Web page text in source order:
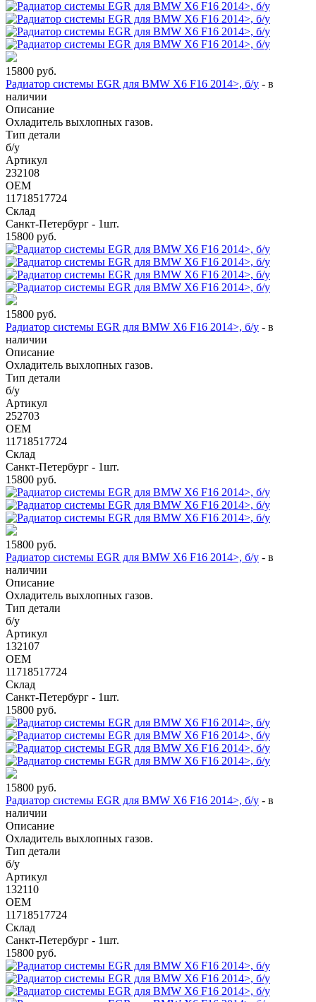
15800 руб.
Радиатор системы EGR для BMW X6 F16 2014>, б/у - в
наличии
Описание
Охладитель выхлопных газов.
Тип детали
б/у
Артикул
232108
OEM
11718517724
Склад
Санкт-Петербург - 1шт.
15800 руб.
15800 руб.
Радиатор системы EGR для BMW X6 F16 2014>, б/у - в
наличии
Описание
Охладитель выхлопных газов.
Тип детали
б/у
Артикул
252703
OEM
11718517724
Склад
Санкт-Петербург - 1шт.
15800 руб.
15800 руб.
Радиатор системы EGR для BMW X6 F16 2014>, б/у - в
наличии
Описание
Охладитель выхлопных газов.
Тип детали
б/у
Артикул
132107
OEM
11718517724
Склад
Санкт-Петербург - 1шт.
15800 руб.
15800 руб.
Радиатор системы EGR для BMW X6 F16 2014>, б/у - в
наличии
Описание
Охладитель выхлопных газов.
Тип детали
б/у
Артикул
132110
OEM
11718517724
Склад
Санкт-Петербург - 1шт.
15800 руб.